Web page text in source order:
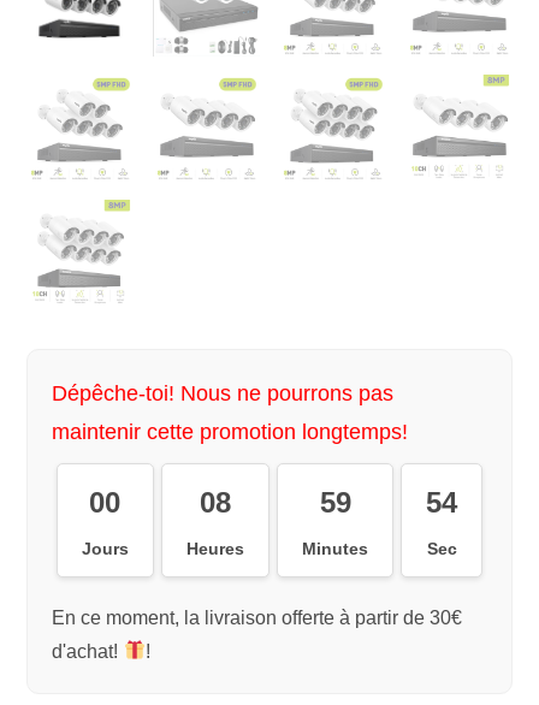
Dépêche-toi! Nous ne pourrons pas
maintenir cette promotion longtemps!
00
Jours
08
Heures
59
Minutes
54
Sec
En ce moment, la livraison offerte à partir de 30€
d'achat!
!